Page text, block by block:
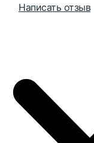
Написать отзыв